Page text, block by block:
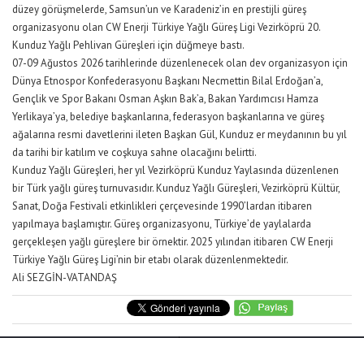
düzey görüşmelerde, Samsun’un ve Karadeniz’in en prestijli güreş
organizasyonu olan CW Enerji Türkiye Yağlı Güreş Ligi Vezirköprü 20.
Kunduz Yağlı Pehlivan Güreşleri için düğmeye bastı.
07-09 Ağustos 2026 tarihlerinde düzenlenecek olan dev organizasyon için
Dünya Etnospor Konfederasyonu Başkanı Necmettin Bilal Erdoğan’a,
Gençlik ve Spor Bakanı Osman Aşkın Bak’a, Bakan Yardımcısı Hamza
Yerlikaya’ya, belediye başkanlarına, federasyon başkanlarına ve güreş
ağalarına resmi davetlerini ileten Başkan Gül, Kunduz er meydanının bu yıl
da tarihi bir katılım ve coşkuya sahne olacağını belirtti.
Kunduz Yağlı Güreşleri, her yıl Vezirköprü Kunduz Yaylasında düzenlenen
bir Türk yağlı güreş turnuvasıdır. Kunduz Yağlı Güreşleri, Vezirköprü Kültür,
Sanat, Doğa Festivali etkinlikleri çerçevesinde 1990’lardan itibaren
yapılmaya başlamıştır. Güreş organizasyonu, Türkiye’de yaylalarda
gerçekleşen yağlı güreşlere bir örnektir. 2025 yılından itibaren CW Enerji
Türkiye Yağlı Güreş Ligi’nin bir etabı olarak düzenlenmektedir.
Ali SEZGİN-VATANDAŞ